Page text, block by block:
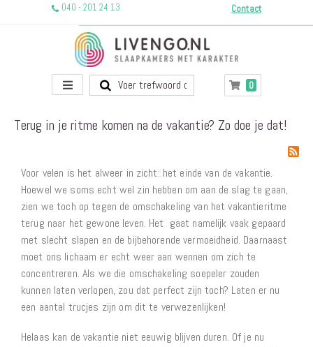
040 - 201 24 13 Contact
Toggle
Winkelwagen
0producten
Terug in je ritme komen na de vakantie? Zo doe je dat!
Voor velen is het alweer in zicht: het einde van de vakantie.
Hoewel we soms echt wel zin hebben om aan de slag te gaan,
zien we toch op tegen de omschakeling van het vakantieritme
terug naar het gewone leven. Het gaat namelijk vaak gepaard
met slecht slapen en de bijbehorende vermoeidheid. Daarnaast
moet ons lichaam er echt weer aan wennen om zich te
concentreren. Als we die omschakeling soepeler zouden
kunnen laten verlopen, zou dat perfect zijn toch? Laten er nu
een aantal trucjes zijn om dit te verwezenlijken!
Helaas kan de vakantie niet eeuwig blijven duren. Of je nu